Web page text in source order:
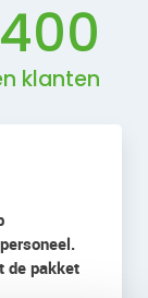
400
klanten
de pakket